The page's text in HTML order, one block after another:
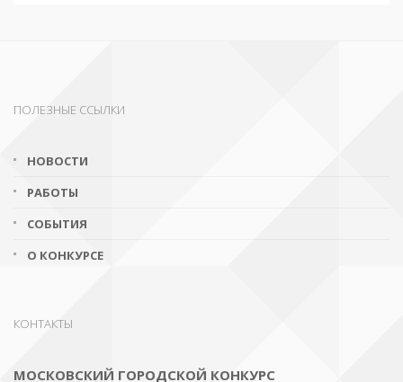
ПОЛЕЗНЫЕ ССЫЛКИ
НОВОСТИ
РАБОТЫ
СОБЫТИЯ
О КОНКУРСЕ
КОНТАКТЫ
МОСКОВСКИЙ ГОРОДСКОЙ КОНКУРС